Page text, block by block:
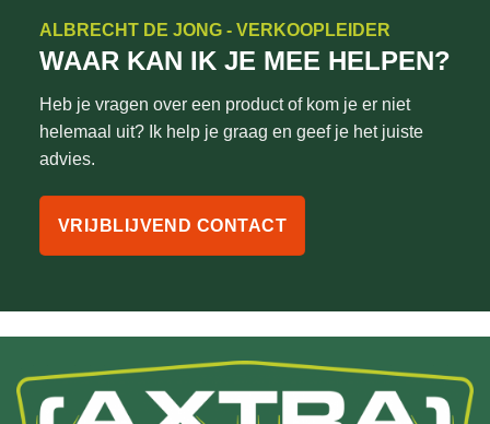
ALBRECHT DE JONG - VERKOOPLEIDER
WAAR KAN IK JE MEE HELPEN?
Heb je vragen over een product of kom je er niet
helemaal uit? Ik help je graag en geef je het juiste
advies.
VRIJBLIJVEND CONTACT